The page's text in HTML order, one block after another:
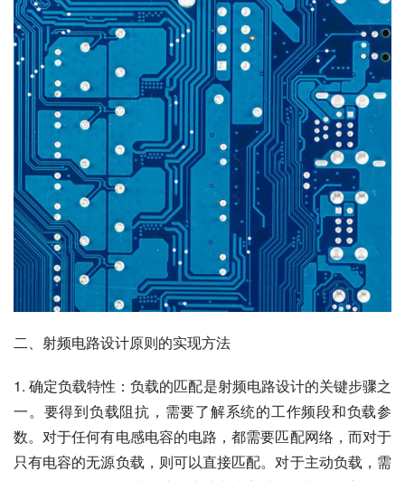
二、射频电路设计原则的实现方法
1. 确定负载特性：负载的匹配是射频电路设计的关键步骤之
一。要得到负载阻抗，需要了解系统的工作频段和负载参
数。对于任何有电感电容的电路，都需要匹配网络，而对于
只有电容的无源负载，则可以直接匹配。对于主动负载，需